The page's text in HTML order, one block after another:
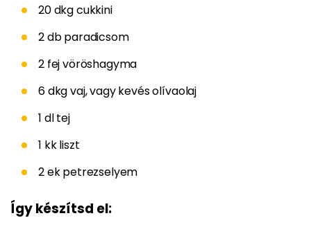
20 dkg cukkini
2 db paradicsom
2 fej vöröshagyma
6 dkg vaj, vagy kevés olívaolaj
1 dl tej
1 kk liszt
2 ek petrezselyem
Így készítsd el: